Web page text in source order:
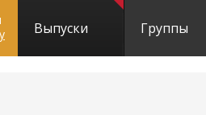
Выпуски Группы